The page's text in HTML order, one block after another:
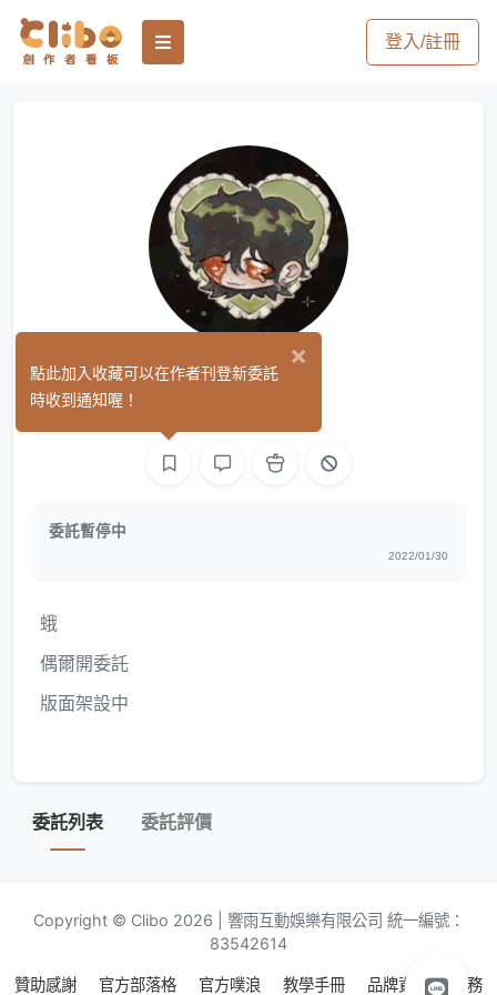
登入/註冊
虫我 ³
委託暫停中
2022/01/30
蛾
偶爾開委託
版面架設中
委託列表 委託評價
Copyright © Clibo 2026 | 響雨互動娛樂有限公司 統一編號：
83542614
贊助感謝 官方部落格 官方噗浪 教學手冊 品牌資源 服務
×
點此加入收藏可以在作者刊登新委託
時收到通知喔！